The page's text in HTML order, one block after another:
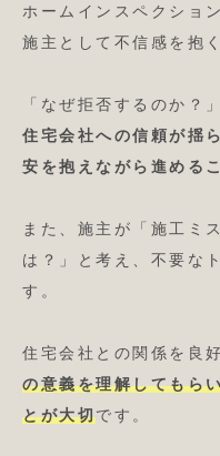
ホームインスペクショ
施主として不信感を抱
「なぜ拒否するのか？
住宅会社への信頼が揺
安を抱えながら進める
また、施主が「施工ミ
は？」と考え、不要な
す。
住宅会社との関係を良
の意義を理解してもら
とが大切です。